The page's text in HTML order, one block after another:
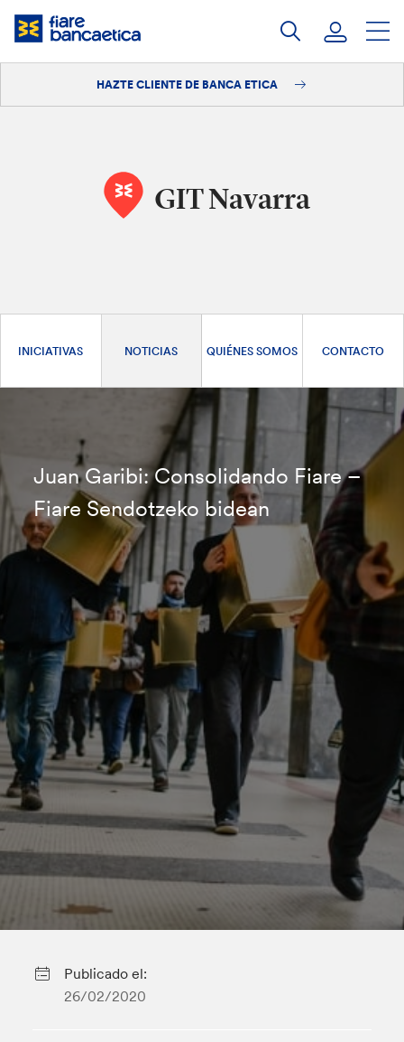
Saltar
HAZTE CLIENTE DE BANCA ETICA
GIT Navarra
INICIATIVAS NOTICIAS QUIÉNES SOMOS CONTACTO
Juan Garibi: Consolidando Fiare –
Fiare Sendotzeko bidean
Publicado el:
26/02/2020